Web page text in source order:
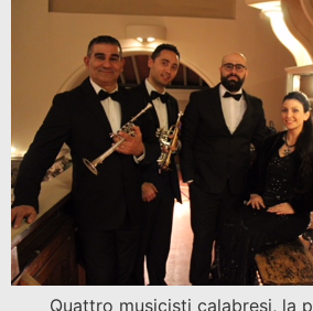
Quattro musicisti calabresi, la